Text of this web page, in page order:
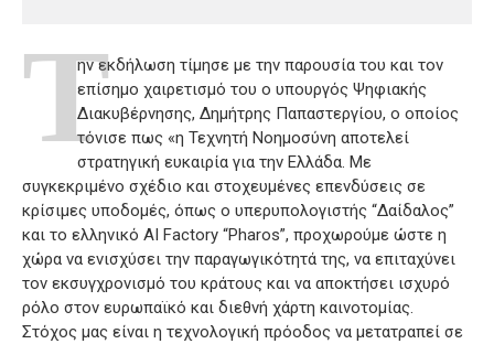
Την εκδήλωση τίμησε με την παρουσία του και τον
επίσημο χαιρετισμό του ο υπουργός Ψηφιακής
Διακυβέρνησης, Δημήτρης Παπαστεργίου, ο οποίος
τόνισε πως «η Τεχνητή Νοημοσύνη αποτελεί
στρατηγική ευκαιρία για την Ελλάδα. Με
συγκεκριμένο σχέδιο και στοχευμένες επενδύσεις σε
κρίσιμες υποδομές, όπως ο υπερυπολογιστής “Δαίδαλος”
και το ελληνικό AI Factory “Pharos”, προχωρούμε ώστε η
χώρα να ενισχύσει την παραγωγικότητά της, να επιταχύνει
τον εκσυγχρονισμό του κράτους και να αποκτήσει ισχυρό
ρόλο στον ευρωπαϊκό και διεθνή χάρτη καινοτομίας.
Στόχος μας είναι η τεχνολογική πρόοδος να μετατραπεί σε